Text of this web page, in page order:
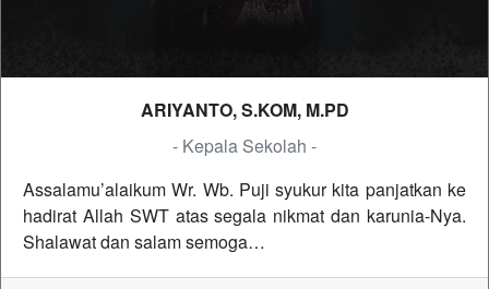
ARIYANTO, S.KOM, M.PD
- Kepala Sekolah -
Assalamu’alaikum Wr. Wb. Puji syukur kita panjatkan ke
hadirat Allah SWT atas segala nikmat dan karunia-Nya.
Shalawat dan salam semoga…